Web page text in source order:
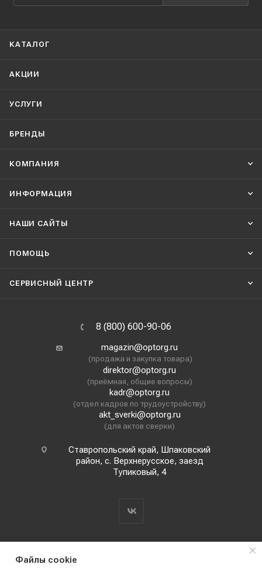
КАТАЛОГ
АКЦИИ
УСЛУГИ
БРЕНДЫ
КОМПАНИЯ
ИНФОРМАЦИЯ
НАШИ CАЙТЫ
ПОМОЩЬ
СЕРВИСНЫЙ ЦЕНТР
8 (800) 600-90-06
magazin@optorg.ru
(продажа и закупка товара)
direktor@optorg.ru
(приёмная, общие вопросы)
kadr@optorg.ru
(отдел кадров по трудоустройству)
akt_sverki@optorg.ru
(для актов сверки)
Ставропольский край, Шпаковский
район, с. Верхнерусское, заезд
Тупиковый, 4
Файлы cookie